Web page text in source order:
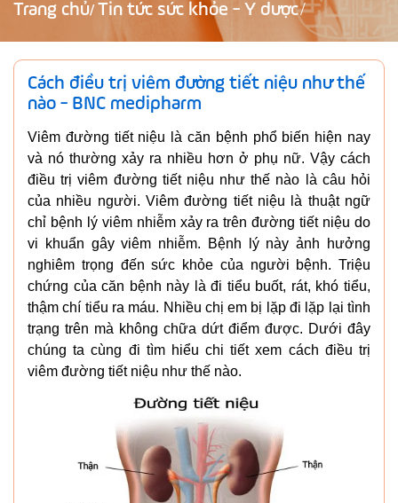
Trang chủ/ Tin tức sức khỏe - Y dược
Cách điều trị viêm đường tiết niệu như thế
nào - BNC medipharm
Viêm đường tiết niệu là căn bệnh phổ biến hiện nay
và nó thường xảy ra nhiều hơn ở phụ nữ. Vậy cách
điều trị viêm đường tiết niệu như thế nào là câu hỏi
của nhiều người. Viêm đường tiết niệu là thuật ngữ
chỉ bệnh lý viêm nhiễm xảy ra trên đường tiết niệu do
vi khuẩn gây viêm nhiễm. Bệnh lý này ảnh hưởng
nghiêm trọng đến sức khỏe của người bệnh. Triệu
chứng của căn bệnh này là đi tiểu buốt, rát, khó tiểu,
thậm chí tiểu ra máu. Nhiều chị em bị lặp đi lặp lại tình
trạng trên mà không chữa dứt điểm được. Dưới đây
chúng ta cùng đi tìm hiểu chi tiết xem cách điều trị
viêm đường tiết niệu như thế nào.